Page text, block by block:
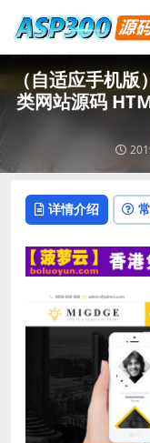
（自适应手机版
类网站源码
详情介绍